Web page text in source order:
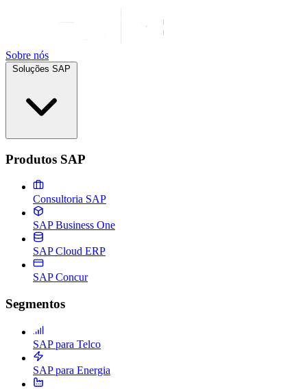
Sobre nós
Produtos SAP
Consultoria SAP
SAP Business One
SAP Cloud ERP
SAP Concur
Segmentos
SAP para Telco
SAP para Energia